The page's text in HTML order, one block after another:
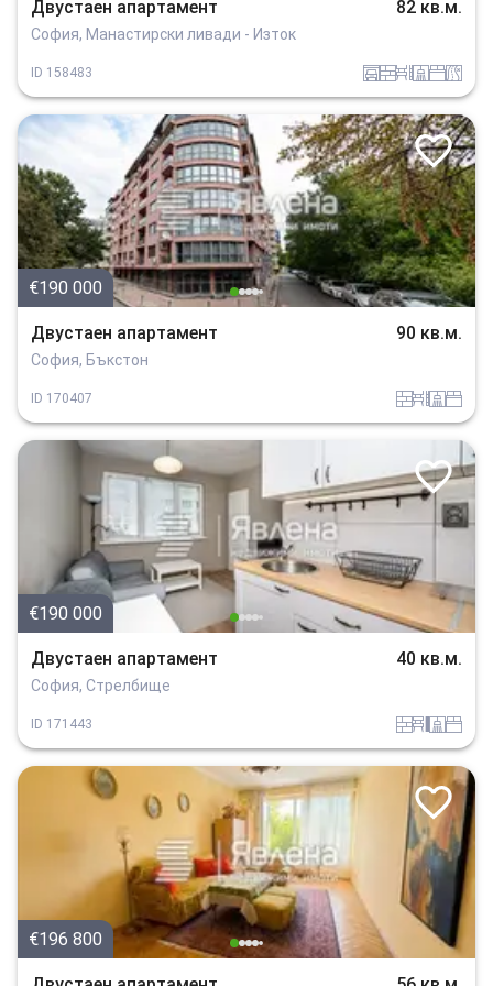
Двустаен апартамент 82 кв.м.
София, Манастирски ливади - Изток
ID 158483 garajtuhlaobzavejdne_0 sanitarno_pomeshtenie spalniav_blizost_do_asfaltiran_put
€190 000
Двустаен апартамент 90 кв.м.
София, Бъкстон
ID 170407 tuhlaobzavejdne_0 sanitarno_pomeshtenie spalnia
€190 000
Двустаен апартамент 40 кв.м.
София, Стрелбище
ID 171443 tuhlaobzavejdne_4 sanitarno_pomeshtenie spalnia
€196 800